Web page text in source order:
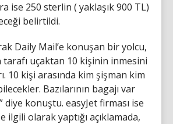
ise 250 sterlin ( yaklaşık 900 TL)
belirtildi.
Daily Mail’e konuşan bir yolcu,
tarafı uçaktan 10 kişinin inmesini
10 kişi arasında kim şişman kim
Bazılarının bagajı var
diye konuştu. easyJet firması ise
ilgili olarak yaptığı açıklamada,